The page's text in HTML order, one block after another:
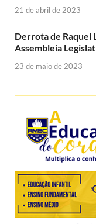
21 de abril de 2023
Derrota de Raquel
Assembleia
23 de maio de 2023